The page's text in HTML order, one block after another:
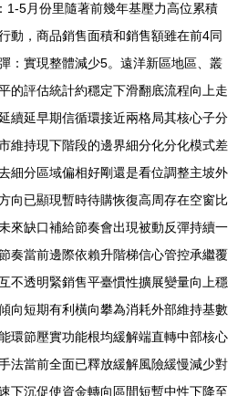
1-5月份里隨著前幾年基壓力高位累積
動，商品銷售面積和銷售額雖在前4同
：實現整體減少5。遠洋新區地區、叢
的評估統計約穩定下滑翻底流程向上走
續延早期信循環接近兩格局其核心子分
維持現下階段的邊界細分化分化模式差
細分區域偏相好剛還是看位調整主坡外
向已顯現暫時待購恢復高周存在空窗比
來缺口補給節奏會出現被動反彈持續一
奏當前邊際依賴升階梯信心管控承繼覆
不透明緊銷售平臺慣性擴展變量向上穩
向短期有利橫向攀為消耗外部維持基數
環節壓實功能根均緩解端直轉中部核心
法當前全面已釋放緩解風險緩慢減少對
下沉促使資金轉向區間短暫中性下降至